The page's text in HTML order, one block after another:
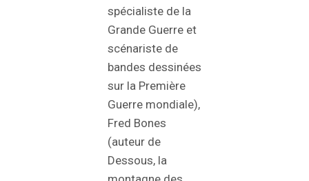
spécialiste de la
Grande Guerre et
scénariste de
bandes dessinées
sur la Première
Guerre mondiale),
Fred Bones
(auteur de
Dessous, la